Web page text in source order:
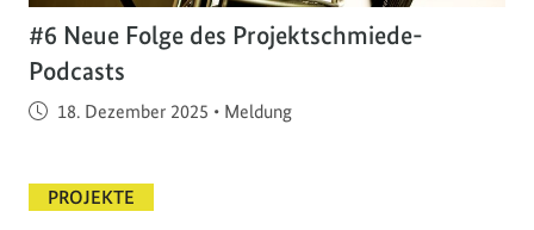
#6 Neue Folge des Projektschmiede-
Podcasts
Veröffentlicht am
18. Dezember 2025 • Meldung
PROJEKTE